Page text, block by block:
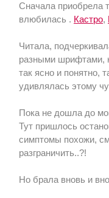
Сначала приобрела
влюбилась . Кастро,
Читала,
разными шрифтами,
так ясно и понятно,
удивлялась этому
Пока не дошла до
Тут пришлось
симптомы похожи,
разграничить..?!
Но брала вновь и